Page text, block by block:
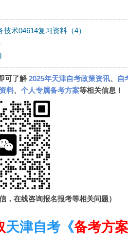
术04614复习资料（4）
可了解2025年天津自考政策资讯、 自
料、 个人专属备考方案等相关信息！
，在线咨询报名报考等相关问题）
天津自考《备考方案